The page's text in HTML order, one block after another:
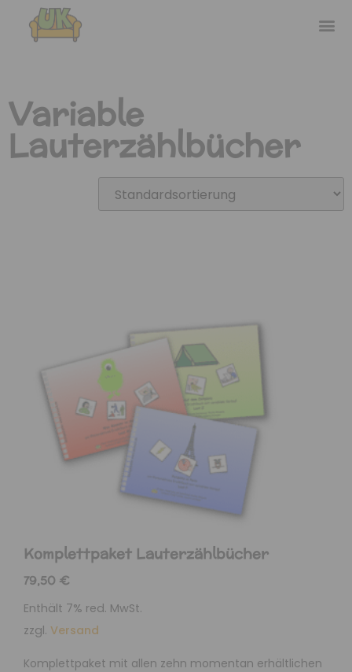
Variable
Lauterzählbücher
Komplettpaket Lauterzählbücher
79,50 €
Enthält 7% red. MwSt.
zzgl. Versand
Komplettpaket mit allen zehn momentan erhältlichen